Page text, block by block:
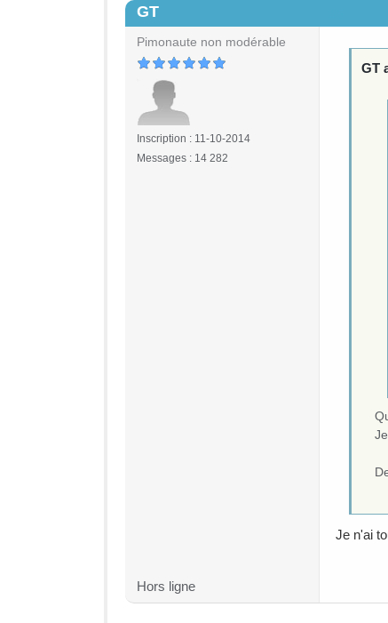
GT
Pimonaute non modérable
Inscription : 11-10-2014
Messages : 14 282
GT
Je n'ai
Hors ligne